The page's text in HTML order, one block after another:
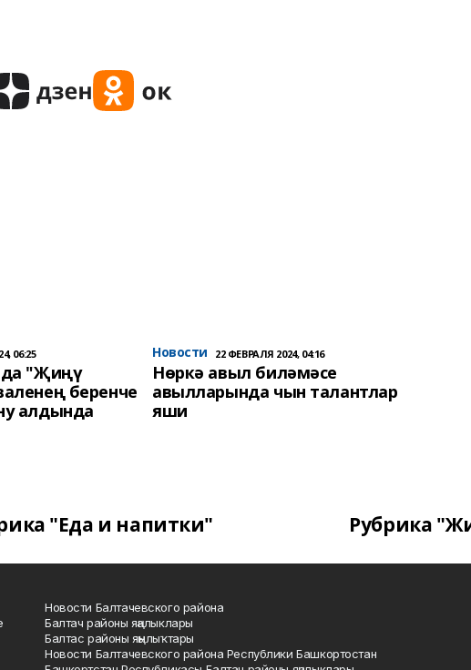
06:25
"Җиңү
беренче
алдында
Новости 22 ФЕВРАЛЯ 2024, 04:16
Нөркә авыл биләмәсе
авылларында чын талантлар
яши
"Еда и напитки" Рубрика
Новости Балтачевского района
Балтач районы яңалыклары
Балтас районы яңылыҡтары
Новости Балтачевского района Республики Башкортостан